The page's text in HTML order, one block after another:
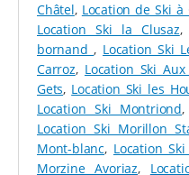
snowboards (dès l’âge
chaque profil de skieur
bénéficier de matériel
chaussures et casques,
free-style, skis de fond,
pack de sécurité, etc.
Si vous souhaitez
durant votre séjour de
conseillons de choisir
Châtel, Location de Ski à
Location Ski la Clusaz,
bornand, Location Ski
Carroz, Location Ski
Gets, Location Ski les
Location Ski Montriond,
Location Ski Morillon
Mont-blanc, Location
Morzine Avoriaz,